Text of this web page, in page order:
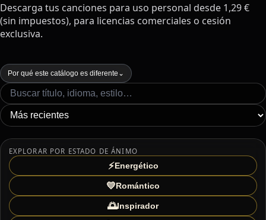
Descarga tus canciones para uso personal desde 1,29 €
(sin impuestos), para licencias comerciales o cesión
exclusiva.
Por qué este catálogo es diferente ⌄
EXPLORAR POR ESTADO DE ÁNIMO
⚡Energético
💛Romántico
🌅Inspirador